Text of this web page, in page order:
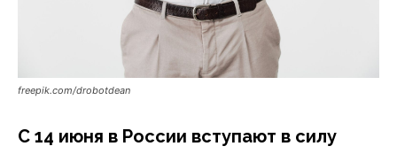
freepik.com/drobotdean
С 14 июня в России вступают в силу